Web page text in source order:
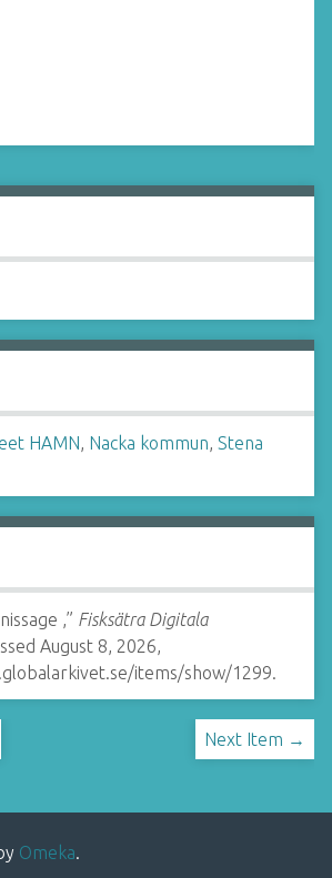
HAMN, Nacka kommun, Stena
,” Fisksätra Digitala
August 8, 2026,
items/show/1299.
Next Item →
Omeka.